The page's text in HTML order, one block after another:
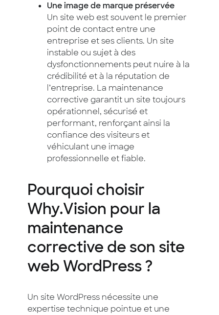
Une image de marque préservée
Un site web est souvent le premier
point de contact entre une
entreprise et ses clients. Un site
instable ou sujet à des
dysfonctionnements peut nuire à la
crédibilité et à la réputation de
l’entreprise. La maintenance
corrective garantit un site toujours
opérationnel, sécurisé et
performant, renforçant ainsi la
confiance des visiteurs et
véhiculant une image
professionnelle et fiable.
Pourquoi choisir
Why.Vision pour la
maintenance
corrective de son site
web WordPress ?
Un site WordPress nécessite une
expertise technique pointue et une